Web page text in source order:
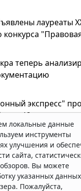
лауреаты
конкурса
теперь
экспресс"
с AI-
локальные данные
инструменты
улучшения и
сайта,
Вы можете
указанных
Пожалуйста,
СЕРВИС", 2026.
года. Компания
Российской